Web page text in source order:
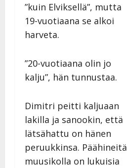
”kuin Elviksellä”, mutta
19-vuotiaana se alkoi
harveta.
”20-vuotiaana olin jo
kalju”, hän tunnustaa.
Dimitri peitti kaljuaan
lakilla ja sanookin, että
lätsähattu on hänen
peruukkinsa. Päähineitä
muusikolla on lukuisia